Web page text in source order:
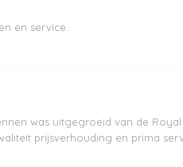
en service.
was uitgegroeid van de
prijsverhouding en prima